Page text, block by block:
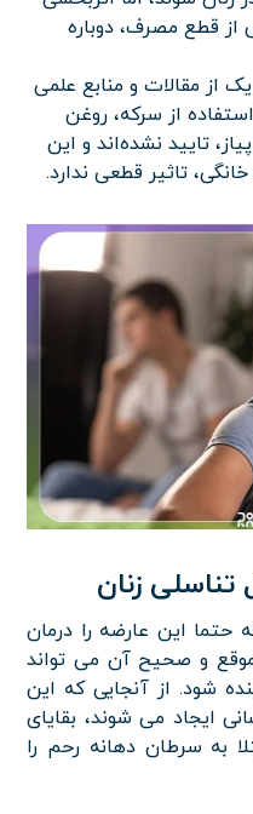
قطع مصرف، دوباره
از مقالات و منابع علمی
از سرکه، روغن
تایید نشده‌اند و این
تاثیر قطعی ندارد.
زنان
این عارضه را درمان
موقع و صحیح آن می تواند
شود. از آنجایی که این
ایجاد می شوند، بقایای
به سرطان دهانه رحم را